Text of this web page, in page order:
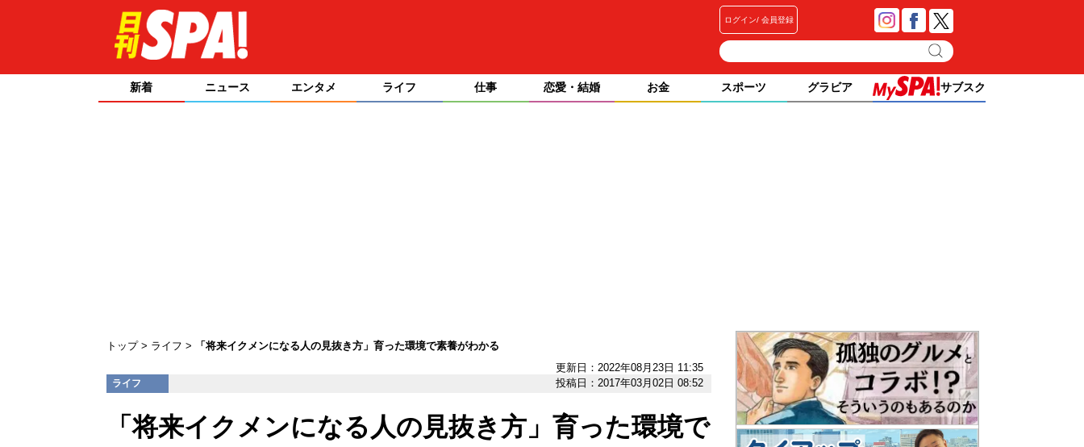
ログイン 会員登録
新着 ニュース エンタメ ライフ 仕事 恋愛・結婚 お金 スポーツ グラビア サブスク
トップ ライフ
「将来イクメンになる人の見抜き方」育った環境で素養がわかる
更新日：2022年08月23日 11:35
ライフ 投稿日：2017年03月02日 08:52
「将来イクメンになる人の見抜き方」育った環境で